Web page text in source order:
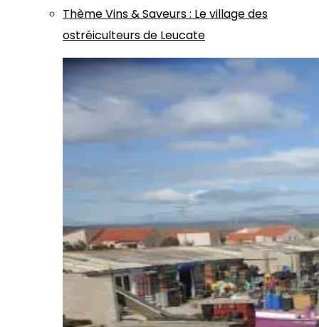
ThèmeVins & Saveurs: Le village des
ostréiculteurs de Leucate